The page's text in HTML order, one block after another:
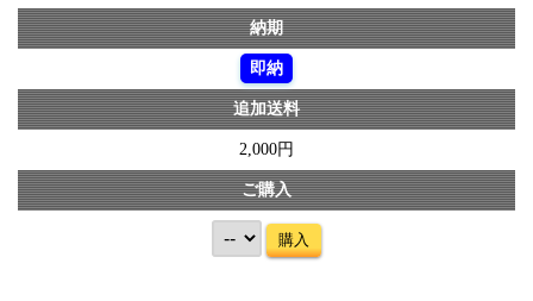
納期
即納
追加送料
2,000円
ご購入
購入